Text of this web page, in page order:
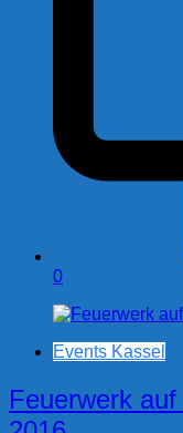
0
Events Kassel
Feuerwerk